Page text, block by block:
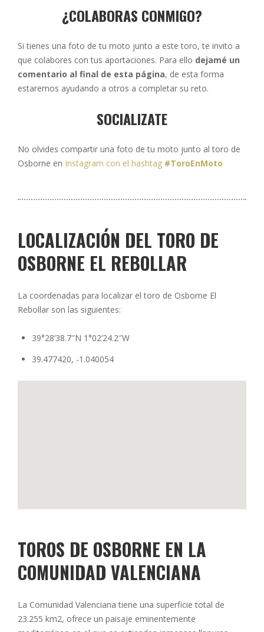
¿COLABORAS CONMIGO?
Si tienes una foto de tu moto junto a este toro, te invito a
que colabores con tus aportaciones. Para ello dejamé un
comentario al final de esta página, de esta forma
estaremos ayudando a otros a completar su reto.
SOCIALIZATE
No olvides compartir una foto de tu moto junto al toro de
Osborne en Instagram con el hashtag #ToroEnMoto
LOCALIZACIÓN DEL TORO DE
OSBORNE EL REBOLLAR
La coordenadas para localizar el toro de Osborne El
Rebollar son las siguientes:
39°28’38.7″N 1°02’24.2″W
39.477420, -1.040054
TOROS DE OSBORNE EN LA
COMUNIDAD VALENCIANA
La Comunidad Valenciana tiene una superficie total de
23.255 km2, ofrece un paisaje eminentemente